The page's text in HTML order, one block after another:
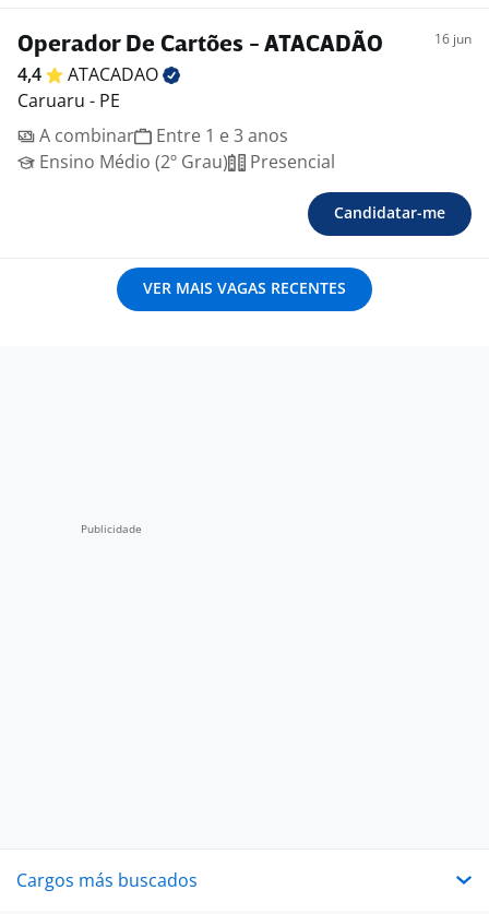
Operador De Cartões - ATACADÃO 16 jun
4,4
ATACADAO
Caruaru - PE
A combinar
Entre 1 e 3 anos
Ensino Médio (2º Grau)
Presencial
Candidatar-me
VER MAIS VAGAS RECENTES
Cargos más buscados